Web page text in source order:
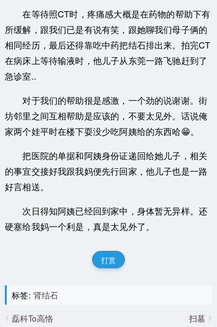
在等待照CT时，疼痛感大概是在药物的帮助下有
所缓解，跟我们已是有说有笑，跟她聊我们母子俩的
相同经历，最后还得靠吃中药把结石排出来。拍完CT
在病床上等待输液时，他儿子从东莞一路飞驰赶到了
急诊室..
对于我们的帮助很是感激，一个劲的说谢谢。街
坊邻里之间互相帮助是应该的，不要太见外。话说俺
家两个娃平时在楼下耍没少吃阿姨给的东西哈😁。
把医院的单据和阿姨身份证递回给她儿子，相关
的事宜交接好我跟我妈便先行回家，他儿子也是一路
好言相送。
次日得知阿姨已经回到家中，身体暂无异样。还
硬塞给我妈一个利是，真是太见外了。
打赏
标签: 肾结石
磊科To高恪
扫墓